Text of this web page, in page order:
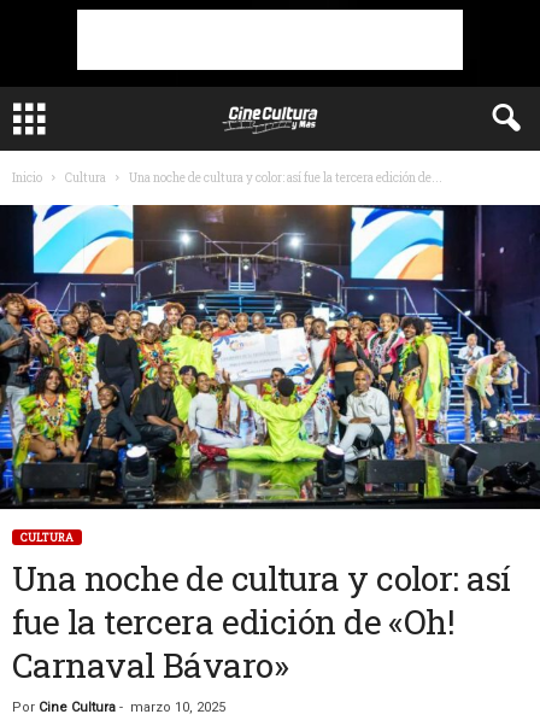
Inicio Cultura Una noche de cultura y color: así fue la tercera edición de...
CULTURA
Una noche de cultura y color: así
fue la tercera edición de «Oh!
Carnaval Bávaro»
Por Cine Cultura - marzo 10, 2025